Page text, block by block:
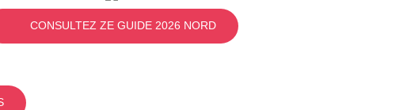
CONSULTEZ ZE GUIDE 2026 NORD